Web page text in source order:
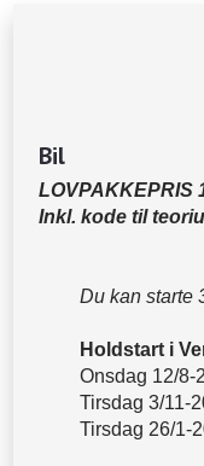
Bil
LOVPAKKEPRIS
Inkl. kode til
Du kan starte
Holdstart i
Onsdag 12/8-
Tirsdag 3/11-
Tirsdag 26/1-